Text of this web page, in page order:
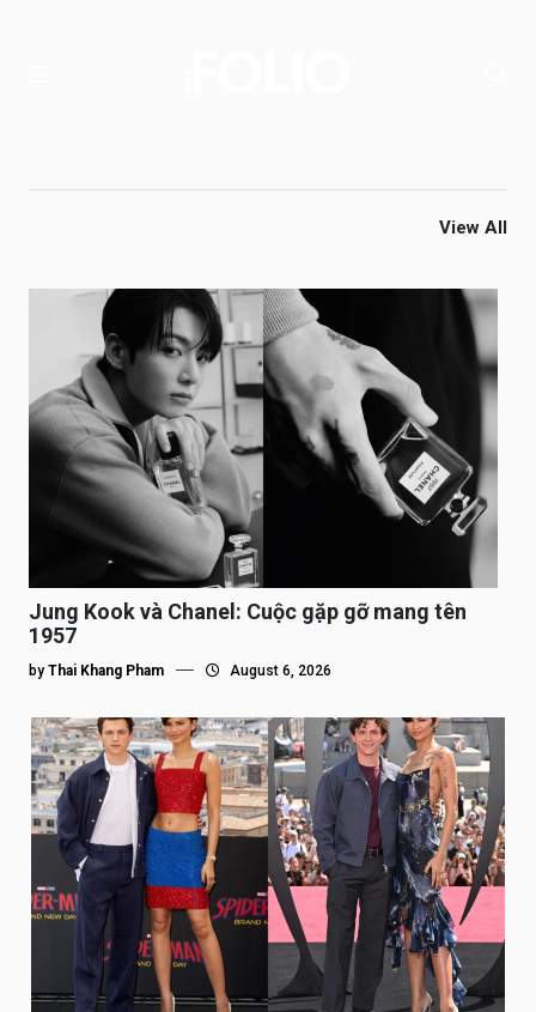
View All
Jung Kook và Chanel: Cuộc gặp gỡ mang tên
1957
by Thai Khang Pham August 6, 2026